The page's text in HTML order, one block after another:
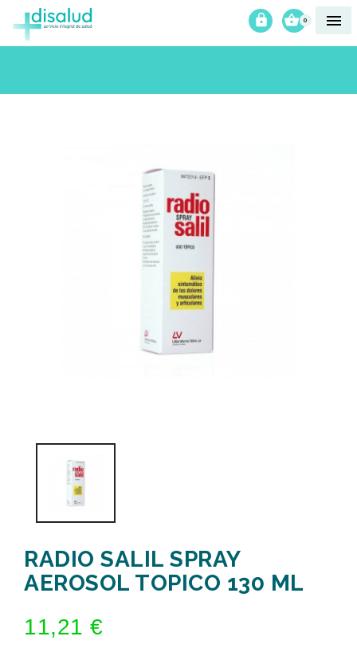

0


RADIO SALIL SPRAY
AEROSOL TOPICO 130 ML
11,21 €